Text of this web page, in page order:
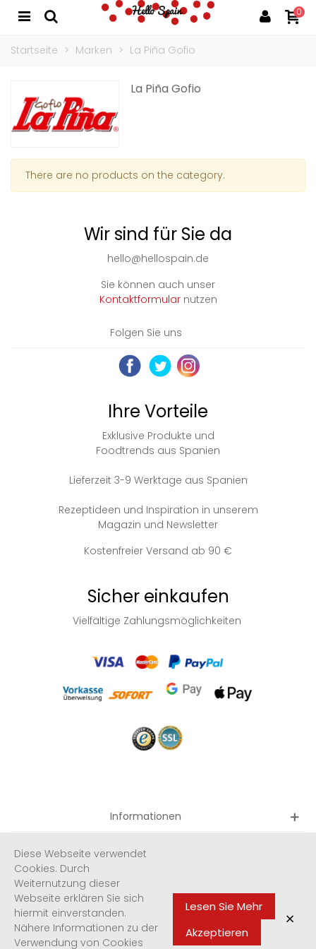
0
Startseite > Marken > La Piña Gofio
La Piña Gofio
There are no products on the category.
Wir sind für Sie da
hello@hellospain.de
Sie können auch unser
Kontaktformularnutzen
Folgen Sie uns
Ihre Vorteile
Exklusive Produkte und
Foodtrends aus Spanien
Lieferzeit 3-9 Werktage aus Spanien
Rezeptideen und Inspiration in unserem
Magazin und Newsletter
Kostenfreier Versand ab 90 €
Sicher einkaufen
Vielfältige Zahlungsmöglichkeiten
Informationen
Quicklinks
Newsletter
Diese Webseite verwendet
Cookies. Durch
Weiternutzung dieser
Webseite erklären Sie sich
hiermit einverstanden.
Nähere Informationen zu der
Verwendung von Cookies
Lesen Sie Mehr
Akzeptieren
×